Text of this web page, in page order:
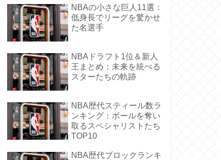
NBAの小さな巨人11選：
低身長でリーグを驚かせ
た名選手
NBAドラフト1位＆新人
王まとめ：未来を統べる
スターたちの軌跡
NBA歴代スティール数ラ
ンキング：ボールを奪い
取るスペシャリストたち
TOP10
NBA歴代ブロックランキ